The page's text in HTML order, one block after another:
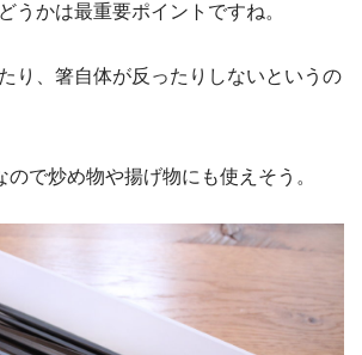
うかは最重要ポイントですね。
り、箸自体が反ったりしないというの
ので炒め物や揚げ物にも使えそう。